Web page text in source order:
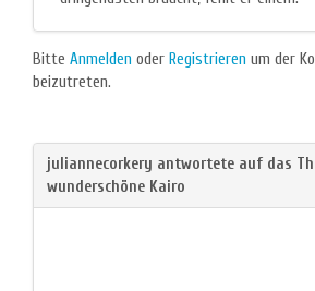
Bitte Anmelden oder Registrieren um der
beizutreten.